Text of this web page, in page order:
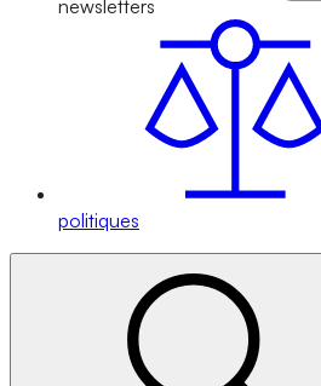
newsletters
politiques